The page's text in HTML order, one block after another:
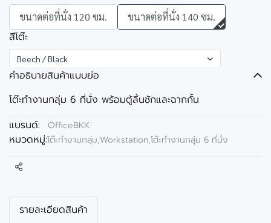
ขนาดต่อที่นั่ง 120 ซม. ขนาดต่อที่นั่ง 140 ซม.
สีโต๊ะ
Beech / Black
คำอธิบายสินค้าแบบย่อ
โต๊ะทำงานกลุ่ม 6 ที่นั่ง พร้อมตู้ลิ้นชักและฉากกั้น
แบรนด์:
OfficeBKK
หมวดหมู่:โต๊ะทำงานกลุ่ม,Workstation,โต๊ะทำงานกลุ่ม 6 ที่นั่ง
แชร์
รายละเอียดสินค้า